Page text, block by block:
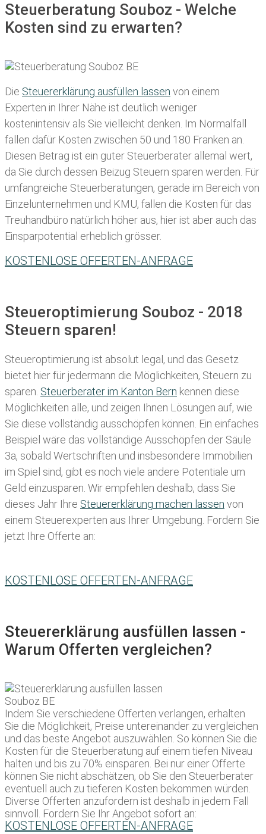
Steuerberatung Souboz - Welche
Kosten sind zu erwarten?
Die Steuererklärung ausfüllen lassen von einem
Experten in Ihrer Nähe ist deutlich weniger
kostenintensiv als Sie vielleicht denken. Im Normalfall
fallen dafür Kosten zwischen 50 und 180 Franken an.
Diesen Betrag ist ein guter Steuerberater allemal wert,
da Sie durch dessen Beizug Steuern sparen werden. Für
umfangreiche Steuerberatungen, gerade im Bereich von
Einzelunternehmen und KMU, fallen die Kosten für das
Treuhandbüro natürlich höher aus, hier ist aber auch das
Einsparpotential erheblich grösser.
KOSTENLOSE OFFERTEN-ANFRAGE
Steueroptimierung Souboz - 2018
Steuern sparen!
Steueroptimierung ist absolut legal, und das Gesetz
bietet hier für jedermann die Möglichkeiten, Steuern zu
sparen. Steuerberater im K anton Bern kennen diese
Möglichkeiten alle, und zeigen Ihnen Lösungen auf, wie
Sie diese vollständig ausschöpfen können. Ein einfaches
Beispiel wäre das vollständige Ausschöpfen der Säule
3a, sobald Wertschriften und insbesondere Immobilien
im Spiel sind, gibt es noch viele andere Potentiale um
Geld einzusparen. Wir empfehlen deshalb, dass Sie
dieses Jahr Ihre Steuererklärung machen lassen von
einem Steuerexperten aus Ihrer Umgebung. Fordern Sie
jetzt Ihre Offerte an:
KOSTENLOSE OFFERTEN-ANFRAGE
Steuererklärung ausfüllen lassen -
Warum Offerten vergleichen?
Indem Sie verschiedene Offerten verlangen, erhalten
Sie die Möglichkeit, Preise untereinander zu vergleichen
und das beste Angebot auszuwählen. So können Sie die
Kosten für die Steuerberatung auf einem tiefen Niveau
halten und bis zu 70% einsparen. Bei nur einer Offerte
können Sie nicht abschätzen, ob Sie den Steuerberater
eventuell auch zu tieferen Kosten bekommen würden.
Diverse Offerten anzufordern ist deshalb in jedem Fall
sinnvoll. Fordern Sie Ihr Angebot sofort an:
KOSTENLOSE OFFERTEN-ANFRAGE